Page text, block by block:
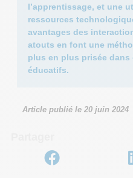
l’apprentissage, et une
ressources
avantages des
atouts en font une
plus en plus prisée
éducatifs.
Article publié le 20 juin 2024